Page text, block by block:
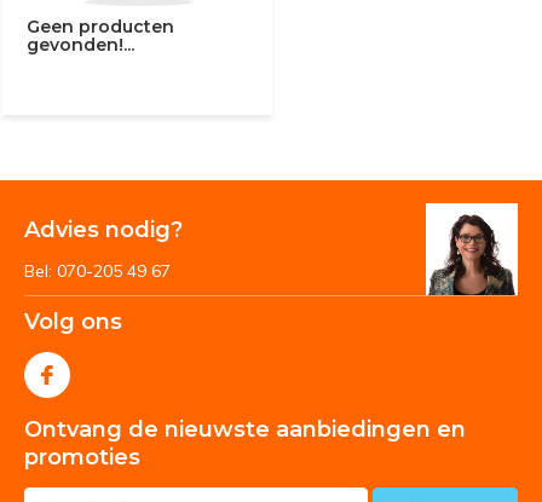
Geen producten
gevonden!...
Advies nodig?
Bel: 070-205 49 67
Volg ons
Ontvang de nieuwste aanbiedingen en
promoties